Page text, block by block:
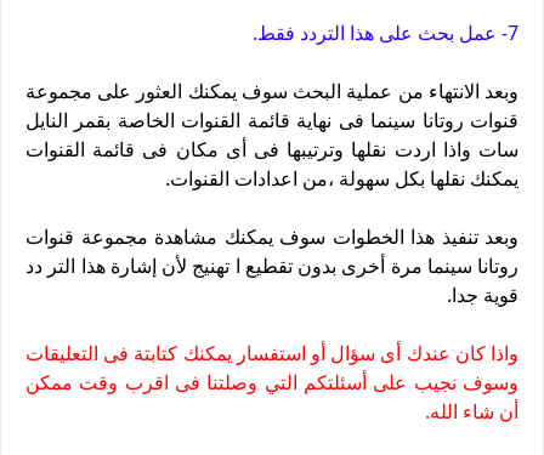
7- عمل بحث على هذا التردد فقط.
وبعد الانتهاء من عملية البحث سوف يمكنك العثور على مجموعة
قنوات روتانا سينما فى نهاية قائمة القنوات الخاصة بقمر النايل
سات واذا اردت نقلها وترتيبها فى أى مكان فى قائمة القنوات
يمكنك نقلها بكل سهولة ،من اعدادات القنوات.
وبعد تنفيذ هذا الخطوات سوف يمكنك مشاهدة مجموعة قنوات
روتانا سينما مرة أخرى بدون تقطيع ا تهنيج لأن إشارة هذا التر دد
قوية جدا.
واذا كان عندك أى سؤال أو استفسار يمكنك كتابتة فى التعليقات
وسوف نجيب على أسئلتكم التي وصلتنا فى اقرب وقت ممكن
أن شاء الله.